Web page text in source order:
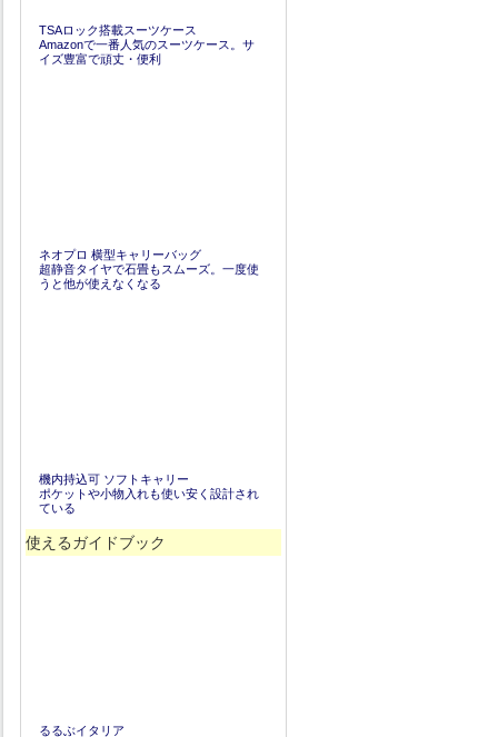
TSAロック搭載スーツケース
Amazonで一番人気のスーツケース。サ
イズ豊富で頑丈・便利
ネオプロ 横型キャリーバッグ
超静音タイヤで石畳もスムーズ。一度使
うと他が使えなくなる
機内持込可 ソフトキャリー
ポケットや小物入れも使い安く設計され
ている
使えるガイドブック
るるぶイタリア